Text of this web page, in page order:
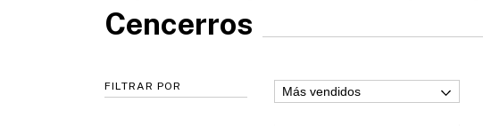
Cencerros
FILTRAR POR